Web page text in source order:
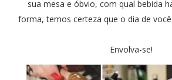
sua mesa e óbvio, com qual bebida
forma, temos certeza que o dia de
Envolva-se!